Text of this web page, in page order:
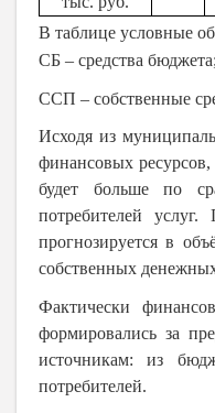
В таблице условные
СБ – средства бюджета;
ССП – собственные
Исходя из
финансовых
будет больше по
потребителей
прогнозируется в
собственных
Фактически
формировались за
источникам: из
потребителей.